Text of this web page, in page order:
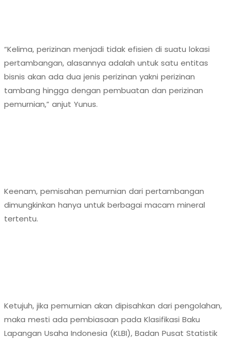
“Kelima, perizinan menjadi tidak efisien di suatu lokasi
pertambangan, alasannya adalah untuk satu entitas
bisnis akan ada dua jenis perizinan yakni perizinan
tambang hingga dengan pembuatan dan perizinan
pemurnian,” anjut Yunus.
Keenam, pemisahan pemurnian dari pertambangan
dimungkinkan hanya untuk berbagai macam mineral
tertentu.
Ketujuh, jika pemurnian akan dipisahkan dari pengolahan,
maka mesti ada pembiasaan pada Klasifikasi Baku
Lapangan Usaha Indonesia (KLBI), Badan Pusat Statistik